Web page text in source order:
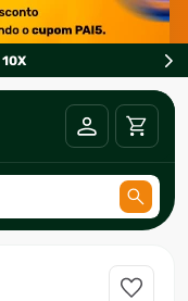
10X